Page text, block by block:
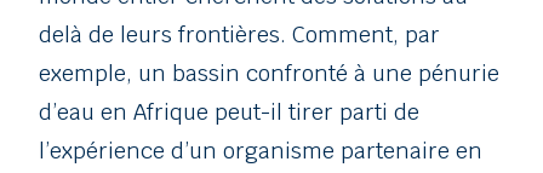
delà de leurs frontières. Comment, par
exemple, un bassin confronté à une pénurie
d’eau en Afrique peut-il tirer parti de
l’expérience d’un organisme partenaire en